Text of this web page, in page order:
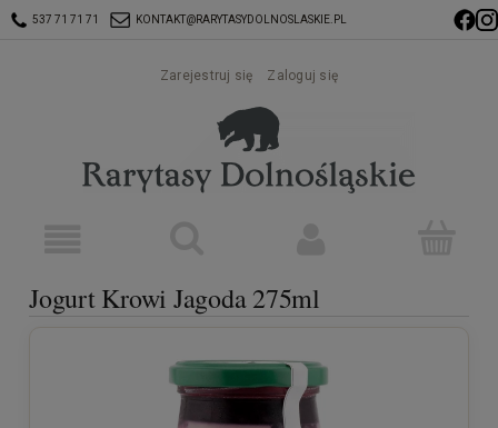
537 71 71 71 KONTAKT@RARYTASYDOLNOSLASKIE.PL
Zarejestruj się Zaloguj się
Jogurt Krowi Jagoda 275ml